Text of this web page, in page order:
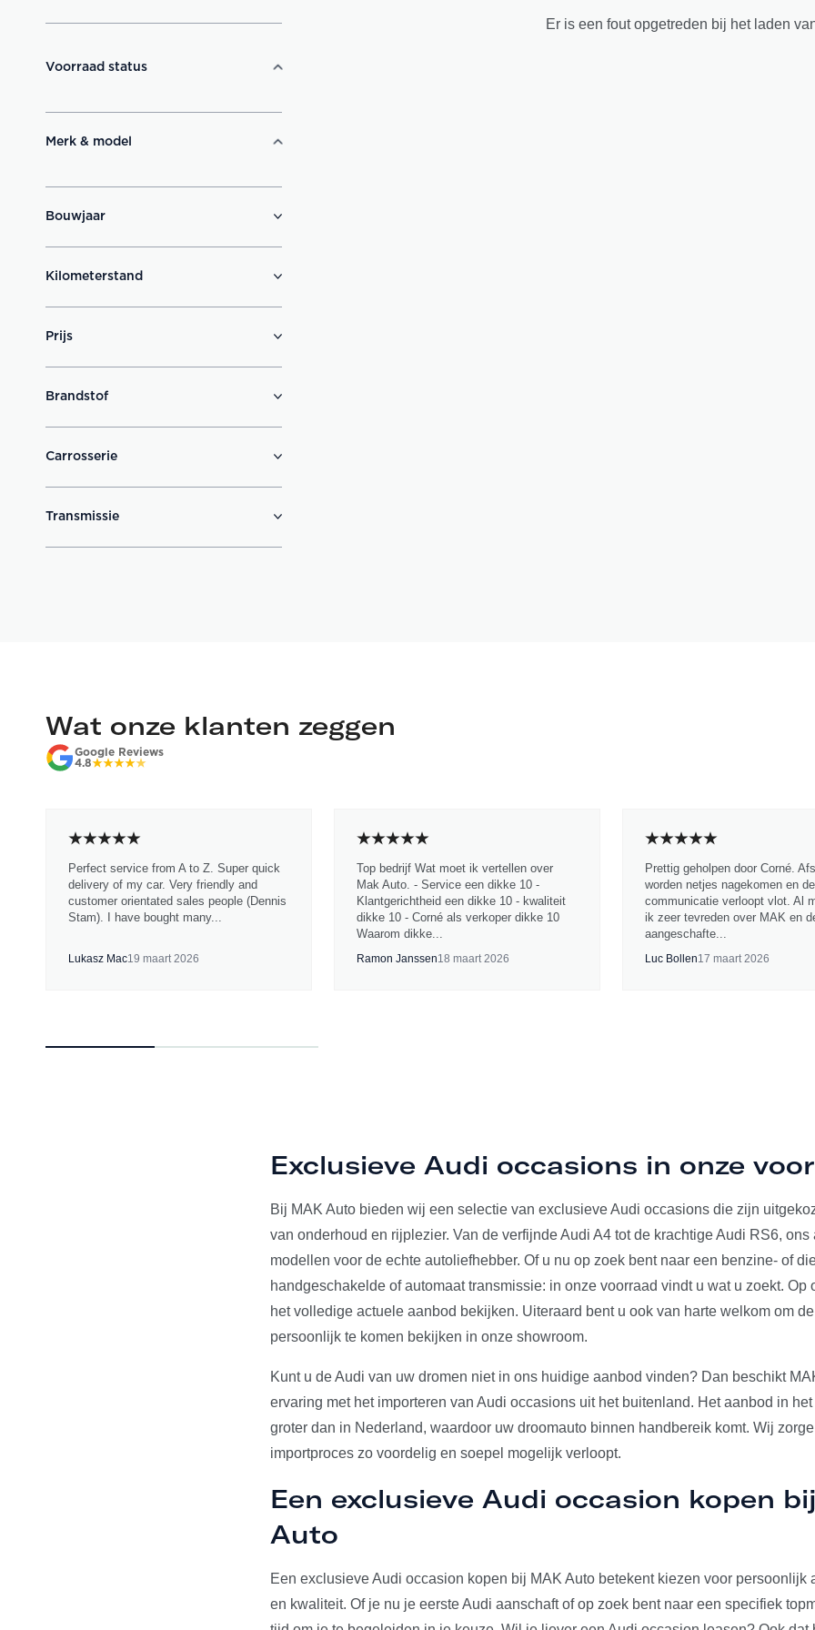
Voorraad status
Merk & model
Bouwjaar
Kilometerstand
Prijs
Brandstof
Carrosserie
Transmissie
Er is een fout opgetreden bij het laden
Wat onze klanten zeggen
Google Reviews
4.8
Perfect service from A to Z. Super quick
delivery of my car. Very friendly and
customer orientated sales people (Dennis
Stam). I have bought many...
Lukasz Mac19 maart 2026
Top bedrijf Wat moet ik vertellen over
Mak Auto. - Service een dikke 10 -
Klantgerichtheid een dikke 10 - kwaliteit
dikke 10 - Corné als verkoper dikke 10
Waarom dikke...
Ramon Janssen18 maart 2026
Prettig geholpen door Corné.
worden netjes nagekomen en de
communicatie verloopt vlot. Al
ik zeer tevreden over MAK en
aangeschafte...
Luc Bollen17 maart 2026
Exclusieve Audi occasions in onze
Bij MAK Auto bieden wij een selectie van exclusieve Audi occasions die zijn
van onderhoud en rijplezier. Van de verfijnde Audi A4 tot de krachtige Audi RS6, ons
modellen voor de echte autoliefhebber. Of u nu op zoek bent naar een benzine- of
handgeschakelde of automaat transmissie: in onze voorraad vindt u wat u zoekt. Op
het volledige actuele aanbod bekijken. Uiteraard bent u ook van harte welkom om
persoonlijk te komen bekijken in onze showroom.
Kunt u de Audi van uw dromen niet in ons huidige aanbod vinden? Dan beschikt
ervaring met het importeren van Audi occasions uit het buitenland. Het aanbod in
groter dan in Nederland, waardoor uw droomauto binnen handbereik komt. Wij
importproces zo voordelig en soepel mogelijk verloopt.
Een exclusieve Audi occasion kopen
Auto
Een exclusieve Audi occasion kopen bij MAK Auto betekent kiezen voor persoonlijk
en kwaliteit. Of je nu je eerste Audi aanschaft of op zoek bent naar een specifiek